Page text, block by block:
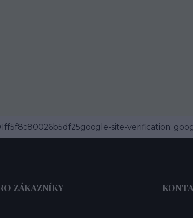
site-verification:
ZÁKAZNÍKY